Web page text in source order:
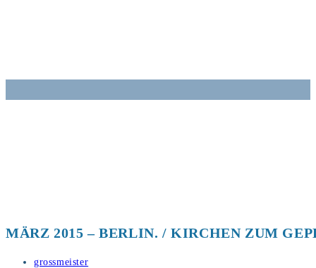
MÄRZ 2015 – BERLIN. / KIRCHEN ZUM
Beitrags-
grossmeister